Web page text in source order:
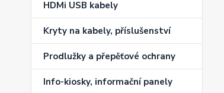
HDMi USB kabely
Kryty na kabely, příslušenství
Prodlužky a přepěťové ochrany
Info-kiosky, informační panely